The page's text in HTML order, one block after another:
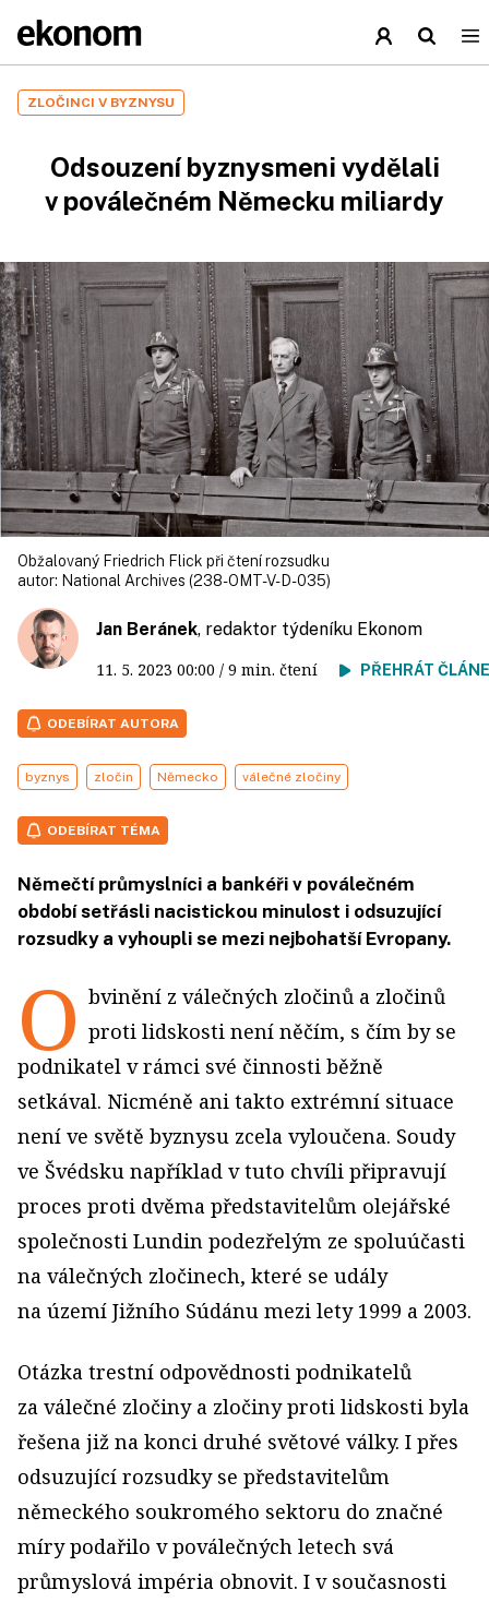
ZLOČINCI V BYZNYSU
Odsouzení byznysmeni vydělali
v poválečném Německu miliardy
Obžalovaný Friedrich Flick při čtení rozsudku
autor: National Archives (238-OMT-V-D-035)
Jan Beránek, redaktor týdeníku Ekonom
11. 5. 2023 00:00 / 9 min. čtení PŘEHRÁT
ODEBÍRAT AUTORA
byznys zločin Německo válečné zločiny
ODEBÍRAT TÉMA
Němečtí průmyslníci a bankéři v poválečném
období setřásli nacistickou minulost i odsuzující
rozsudky a vyhoupli se mezi nejbohatší Evropany.
O bvinění z válečných zločinů a zločinů
proti lidskosti není něčím, s čím by se
podnikatel v rámci své činnosti běžně
setkával. Nicméně ani takto extrémní situace
není ve světě byznysu zcela vyloučena. Soudy
ve Švédsku například v tuto chvíli připravují
proces proti dvěma představitelům olejářské
společnosti Lundin podezřelým ze spoluúčasti
na válečných zločinech, které se udály
na území Jižního Súdánu mezi lety 1999 a 2003.
Otázka trestní odpovědnosti podnikatelů
za válečné zločiny a zločiny proti lidskosti byla
řešena již na konci druhé světové války. I přes
odsuzující rozsudky se představitelům
německého soukromého sektoru do značné
míry podařilo v poválečných letech svá
průmyslová impéria obnovit. I v současnosti